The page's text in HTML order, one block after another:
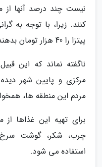
نیست چند درصد آنها از
کنند. زیرا، با توجه به
پیتزا را 40 هزار تومان بدهند.
ناگفته نماند که این
مرکزی و پایین شهر
مردم این منطقه ها،
برای تهیه این غذاها
چرب، شکر، گوشت سرخ
استفاده می شود.